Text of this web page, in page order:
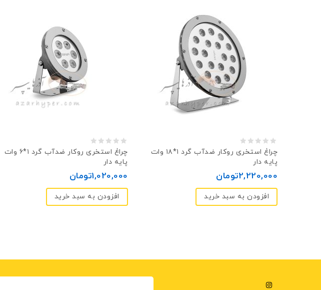
0
out
of
5
چراغ استخری روکار ضد‌آب گرد ۱*۱۸ وات
پایه دار
2,220,000تومان
افزودن به سبد خرید
0
out
of
5
چراغ استخری روکار ضد‌آب گرد ۱*۶ وات
پایه دار
1,020,000تومان
افزودن به سبد خرید